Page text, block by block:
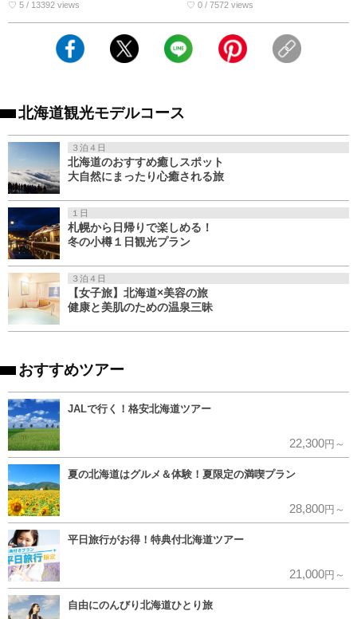
♡ 5 / 13392 views
♡ 0 / 7572 views
北海道観光モデルコース
３泊４日
北海道のおすすめ癒しスポット
大自然にまったり心癒される旅
１日
札幌から日帰りで楽しめる！
冬の小樽１日観光プラン
３泊４日
【女子旅】北海道×美容の旅
健康と美肌のための温泉三昧
おすすめツアー
JALで行く！格安北海道ツアー
22,300円～
夏の北海道はグルメ＆体験！夏限定の満喫プラン
28,800円～
平日旅行がお得！特典付北海道ツアー
21,000円～
自由にのんびり北海道ひとり旅